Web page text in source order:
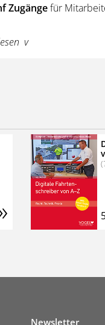
Zugängefür
alle Ausgaben
Online-
Sie jetzt das
(inkl. der derzeitig
Sie nichts weiter
keine weiteren
Newsletter